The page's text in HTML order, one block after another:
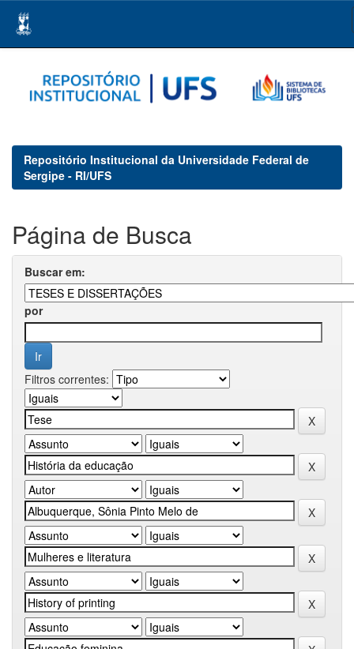
navigation
Repositório Institucional da Universidade Federal de
Sergipe - RI/UFS
Página de Busca
Buscar em:
por
Filtros correntes: